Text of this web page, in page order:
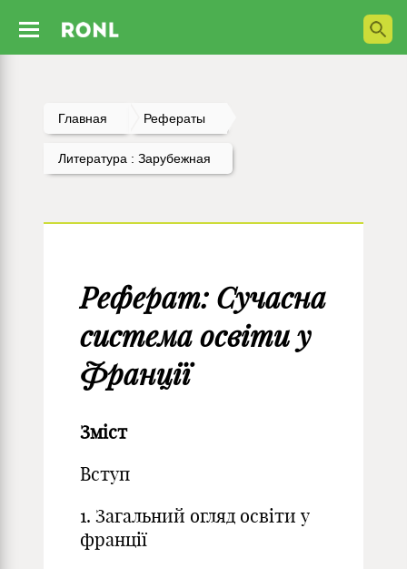
Главная Рефераты
Литература : Зарубежная
Реферат: Сучасна
система освіти у
Франції
Зміст
Вступ
1. Загальний огляд освіти у
франції